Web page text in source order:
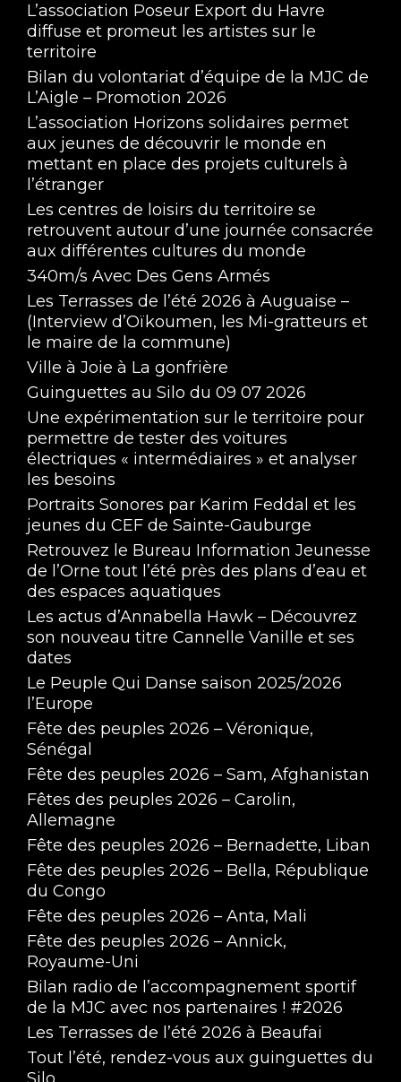
L’association Poseur Export du Havre
diffuse et promeut les artistes sur le
territoire
Bilan du volontariat d’équipe de la MJC de
L’Aigle – Promotion 2026
L’association Horizons solidaires permet
aux jeunes de découvrir le monde en
mettant en place des projets culturels à
l’étranger
Les centres de loisirs du territoire se
retrouvent autour d’une journée consacrée
aux différentes cultures du monde
340m/s Avec Des Gens Armés
Les Terrasses de l’été 2026 à Auguaise –
(Interview d’Oïkoumen, les Mi-gratteurs et
le maire de la commune)
Ville à Joie à La gonfrière
Guinguettes au Silo du 09 07 2026
Une expérimentation sur le territoire pour
permettre de tester des voitures
électriques « intermédiaires » et analyser
les besoins
Portraits Sonores par Karim Feddal et les
jeunes du CEF de Sainte-Gauburge
Retrouvez le Bureau Information Jeunesse
de l’Orne tout l’été près des plans d’eau et
des espaces aquatiques
Les actus d’Annabella Hawk – Découvrez
son nouveau titre Cannelle Vanille et ses
dates
Le Peuple Qui Danse saison 2025/2026
l’Europe
Fête des peuples 2026 – Véronique,
Sénégal
Fête des peuples 2026 – Sam, Afghanistan
Fêtes des peuples 2026 – Carolin,
Allemagne
Fête des peuples 2026 – Bernadette, Liban
Fête des peuples 2026 – Bella, République
du Congo
Fête des peuples 2026 – Anta, Mali
Fête des peuples 2026 – Annick,
Royaume-Uni
Bilan radio de l’accompagnement sportif
de la MJC avec nos partenaires ! #2026
Les Terrasses de l’été 2026 à Beaufai
Tout l’été, rendez-vous aux guinguettes du